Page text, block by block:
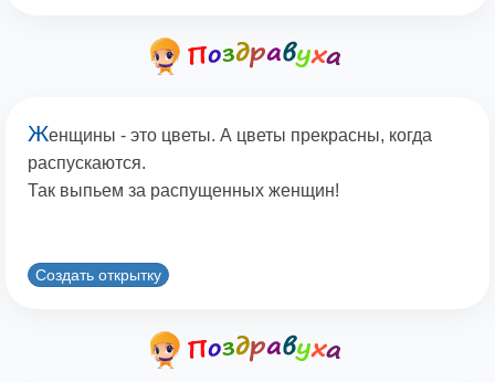
Женщины - это цветы. А цветы прекрасны, когда
распускаются.
Так выпьем за распущенных женщин!
Создать открытку